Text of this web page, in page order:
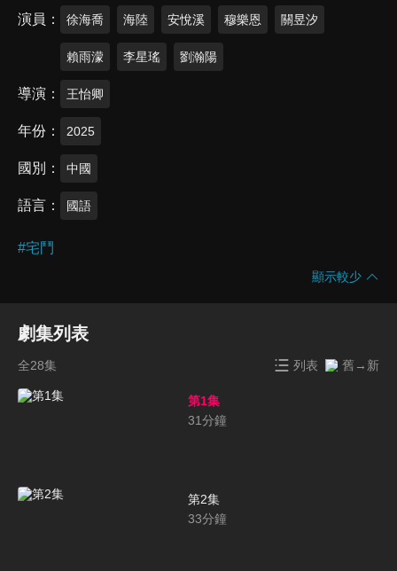
演員 徐海喬 海陸 安悅溪 穆樂恩 關昱汐
賴雨濛 李星瑤 劉瀚陽
導演 王怡卿
年份 2025
國別 中國
語言 國語
#宅鬥
顯示較少
劇集列表
全28集 列表 舊→新
第1集
31分鐘
第2集
33分鐘